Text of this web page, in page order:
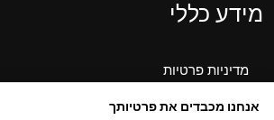
מידע כללי
מדיניות פרטיות
אנחנו מכבדים את פרטיותך